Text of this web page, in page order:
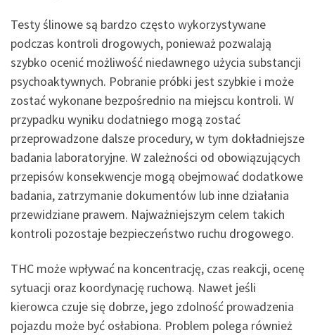
Testy ślinowe są bardzo często wykorzystywane
podczas kontroli drogowych, ponieważ pozwalają
szybko ocenić możliwość niedawnego użycia substancji
psychoaktywnych. Pobranie próbki jest szybkie i może
zostać wykonane bezpośrednio na miejscu kontroli. W
przypadku wyniku dodatniego mogą zostać
przeprowadzone dalsze procedury, w tym dokładniejsze
badania laboratoryjne. W zależności od obowiązujących
przepisów konsekwencje mogą obejmować dodatkowe
badania, zatrzymanie dokumentów lub inne działania
przewidziane prawem. Najważniejszym celem takich
kontroli pozostaje bezpieczeństwo ruchu drogowego.
THC może wpływać na koncentrację, czas reakcji, ocenę
sytuacji oraz koordynację ruchową. Nawet jeśli
kierowca czuje się dobrze, jego zdolność prowadzenia
pojazdu może być osłabiona. Problem polega również